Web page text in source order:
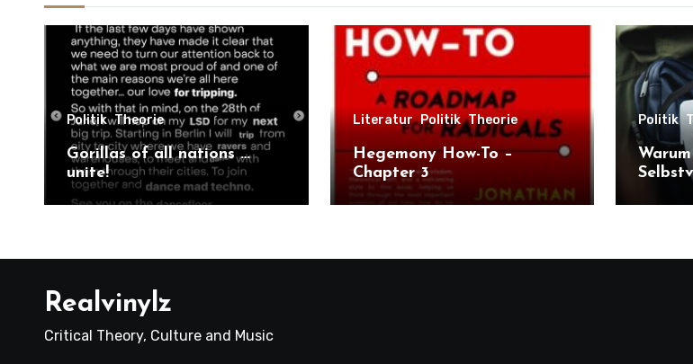
Politik Theorie
Gorillas of all nations …
unite!
Literatur Politik Theorie
Hegemony How-To –
Chapter 3
Politik
Realvinylz
Critical Theory, Culture and Music